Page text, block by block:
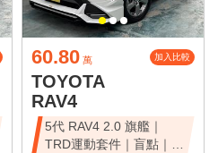
60.80 萬 加入比較
TOYOTA
RAV4
5代 RAV4 2.0 旗艦｜
TRD運動套件｜盲點｜環